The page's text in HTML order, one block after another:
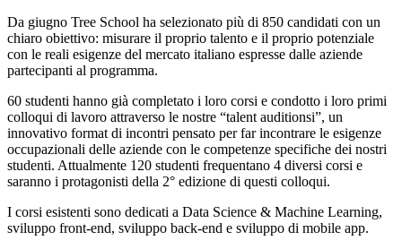
Da giugno Tree School ha selezionato più di 850 candidati con un
chiaro obiettivo: misurare il proprio talento e il proprio potenziale
con le reali esigenze del mercato italiano espresse dalle aziende
partecipanti al programma.
60 studenti hanno già completato i loro corsi e condotto i loro primi
colloqui di lavoro attraverso le nostre “talent auditionsi”, un
innovativo format di incontri pensato per far incontrare le esigenze
occupazionali delle aziende con le competenze specifiche dei nostri
studenti. Attualmente 120 studenti frequentano 4 diversi corsi e
saranno i protagonisti della 2° edizione di questi colloqui.
I corsi esistenti sono dedicati a Data Science & Machine Learning,
sviluppo front-end, sviluppo back-end e sviluppo di mobile app.